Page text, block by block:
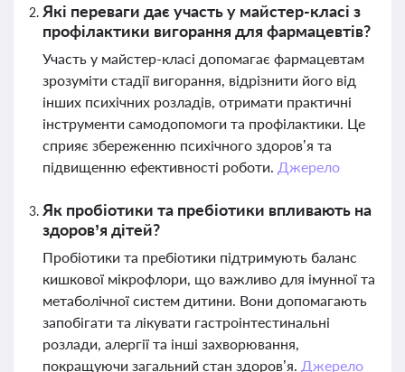
Які переваги дає участь у майстер-класі з
профілактики вигорання для фармацевтів?
Участь у майстер-класі допомагає фармацевтам
зрозуміти стадії вигорання, відрізнити його від
інших психічних розладів, отримати практичні
інструменти самодопомоги та профілактики. Це
сприяє збереженню психічного здоров’я та
підвищенню ефективності роботи. Джерело
Як пробіотики та пребіотики впливають на
здоров’я дітей?
Пробіотики та пребіотики підтримують баланс
кишкової мікрофлори, що важливо для імунної та
метаболічної систем дитини. Вони допомагають
запобігати та лікувати гастроінтестинальні
розлади, алергії та інші захворювання,
покращуючи загальний стан здоров’я. Джерело